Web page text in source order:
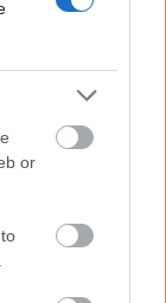
or
ki
időt
fel
a tárca
csak a
elutasító -